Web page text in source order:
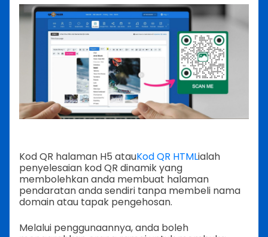
Kod QR halaman H5 atauKod QR HTMLialah
penyelesaian kod QR dinamik yang
membolehkan anda membuat halaman
pendaratan anda sendiri tanpa membeli nama
domain atau tapak pengehosan.
Melalui penggunaannya, anda boleh